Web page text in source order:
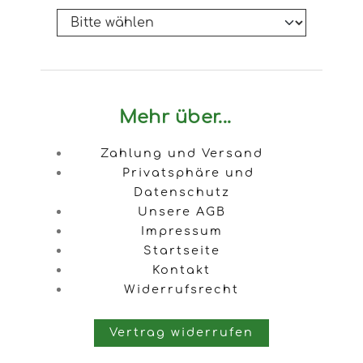
Mehr über...
Zahlung und Versand
Privatsphäre und
Datenschutz
Unsere AGB
Impressum
Startseite
Kontakt
Widerrufsrecht
Vertrag widerrufen